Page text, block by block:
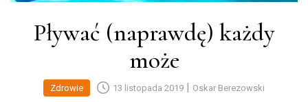
Pływać (naprawdę) każdy
może
Zdrowie 13 listopada 2019 | Oskar Berezowski